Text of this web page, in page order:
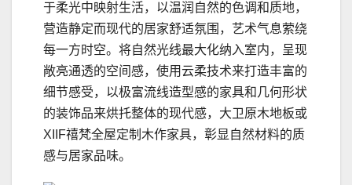
于柔光中映射生活，以温润自然的色调和质地，
营造静定而现代的居家舒适氛围，艺术气息萦绕
每一方时空。将自然光线最大化纳入室内，呈现
敞亮通透的空间感，使用云柔技术来打造丰富的
细节感受，以极富流线造型感的家具和几何形状
的装饰品来烘托整体的现代感，大卫原木地板或
XIIF禧梵全屋定制木作家具，彰显自然材料的质
感与居家品味。